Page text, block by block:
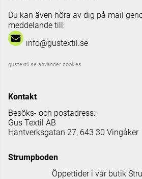
Du kan även höra av dig på mail
meddelande till:
info@gustextil.se
gustextil.se använder cookies
Kontakt
Besöks- och postadress:
Gus Textil AB
Hantverksgatan 27, 643 30 Vingåker
Strumpboden
Öppettider i vår butik